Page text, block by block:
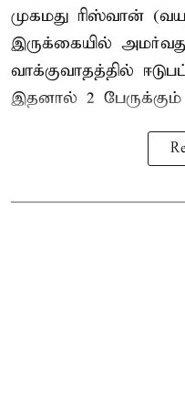
முகமது ரிஸ்வான்
இருக்கையில்
வாக்குவாதத்தில்
இதனால் 2